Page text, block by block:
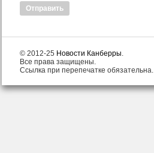
© 2012-25 Новости Канберры.
Все права защищены.
Ссылка при перепечатке обязательна.